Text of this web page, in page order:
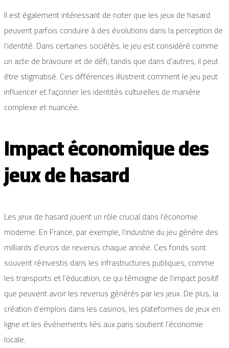
Il est également intéressant de noter que les jeux de hasard
peuvent parfois conduire à des évolutions dans la perception de
l’identité. Dans certaines sociétés, le jeu est considéré comme
un acte de bravoure et de défi, tandis que dans d’autres, il peut
être stigmatisé. Ces différences illustrent comment le jeu peut
influencer et façonner les identités culturelles de manière
complexe et nuancée.
Impact économique des
jeux de hasard
Les jeux de hasard jouent un rôle crucial dans l’économie
moderne. En France, par exemple, l’industrie du jeu génère des
milliards d’euros de revenus chaque année. Ces fonds sont
souvent réinvestis dans les infrastructures publiques, comme
les transports et l’éducation, ce qui témoigne de l’impact positif
que peuvent avoir les revenus générés par les jeux. De plus, la
création d’emplois dans les casinos, les plateformes de jeux en
ligne et les événements liés aux paris soutient l’économie
locale.